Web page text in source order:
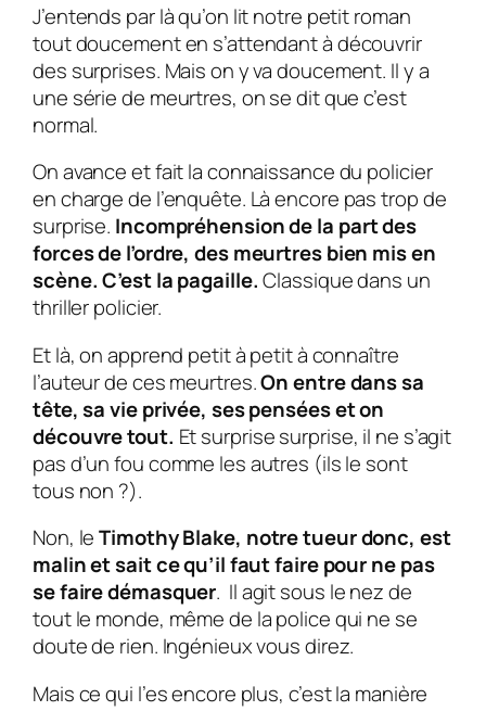
J’entends par là qu’on lit notre petit roman
tout doucement en s’attendant à découvrir
des surprises. Mais on y va doucement. Il y a
une série de meurtres, on se dit que c’est
normal.
On avance et fait la connaissance du policier
en charge de l’enquête. Là encore pas trop de
surprise. Incompréhension de la part des
forces de l’ordre, des meurtres bien mis en
scène. C’est la pagaille.Classique dans un
thriller policier.
Et là, on apprend petit à petit à connaître
l’auteur de ces meurtres.On entre dans sa
tête, sa vie privée, ses pensées et on
découvre tout. Et surprise surprise, il ne s’agit
pas d’un fou comme les autres (ils le sont
tous non ?).
Non, le Timothy Blake, notre tueur donc, est
malin et sait ce qu’il faut faire pour ne pas
se faire démasquer. Il agit sous le nez de
tout le monde, même de la police qui ne se
doute de rien. Ingénieux vous direz.
Mais ce qui l’es encore plus, c’est la manière